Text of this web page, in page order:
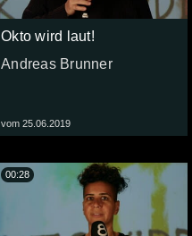
Okto wird laut!
Andreas Brunner
vom 25.06.2019
00:28